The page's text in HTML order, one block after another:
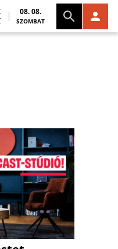
08. 08.
SZOMBAT